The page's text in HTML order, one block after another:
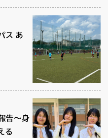
ス あ
告～身
る